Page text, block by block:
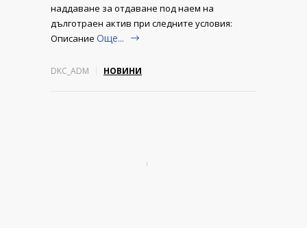
наддаване за отдаване под наем на
дълготраен актив при следните условия:
Описание Още...
DKC_ADM НОВИНИ